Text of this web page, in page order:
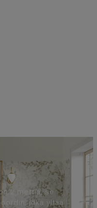
2 metriä, se
joka yltää